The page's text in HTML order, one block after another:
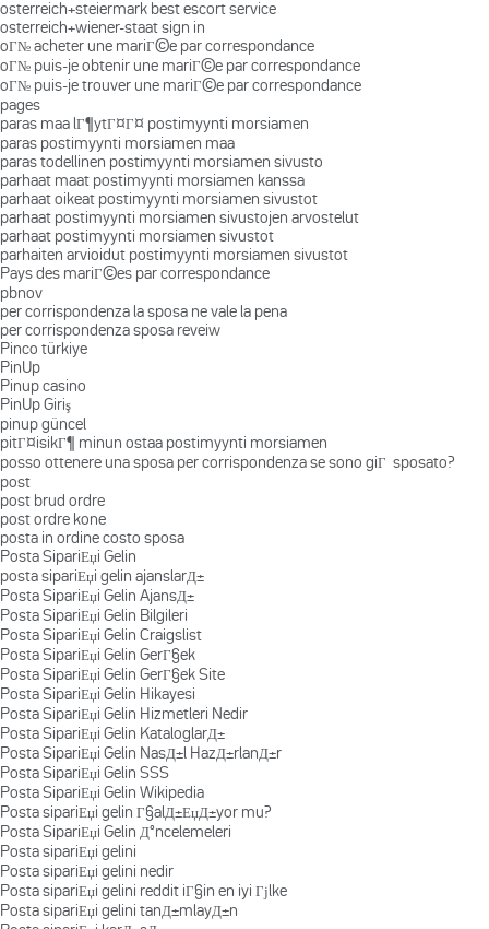
osterreich+steiermark best escort service
osterreich+wiener-staat sign in
oГ№ acheter une mariГ©e par correspondance
oГ№ puis-je obtenir une mariГ©e par correspondance
oГ№ puis-je trouver une mariГ©e par correspondance
pages
paras maa lГ¶ytГ¤Г¤ postimyynti morsiamen
paras postimyynti morsiamen maa
paras todellinen postimyynti morsiamen sivusto
parhaat maat postimyynti morsiamen kanssa
parhaat oikeat postimyynti morsiamen sivustot
parhaat postimyynti morsiamen sivustojen arvostelut
parhaat postimyynti morsiamen sivustot
parhaiten arvioidut postimyynti morsiamen sivustot
Pays des mariГ©es par correspondance
pbnov
per corrispondenza la sposa ne vale la pena
per corrispondenza sposa reveiw
Pinco türkiye
PinUp
Pinup casino
PinUp Giriş
pinup güncel
pitГ¤isikГ¶ minun ostaa postimyynti morsiamen
posso ottenere una sposa per corrispondenza se sono giГ sposato?
post
post brud ordre
post ordre kone
posta in ordine costo sposa
Posta SipariЕџi Gelin
posta sipariЕџi gelin ajanslarД±
Posta SipariЕџi Gelin AjansД±
Posta SipariЕџi Gelin Bilgileri
Posta SipariЕџi Gelin Craigslist
Posta SipariЕџi Gelin GerГ§ek
Posta SipariЕџi Gelin GerГ§ek Site
Posta SipariЕџi Gelin Hikayesi
Posta SipariЕџi Gelin Hizmetleri Nedir
Posta SipariЕџi Gelin KataloglarД±
Posta SipariЕџi Gelin NasД±l HazД±rlanД±r
Posta SipariЕџi Gelin SSS
Posta SipariЕџi Gelin Wikipedia
Posta sipariЕџi gelin Г§alД±ЕџД±yor mu?
Posta SipariЕџi Gelin Д°ncelemeleri
Posta sipariЕџi gelini
Posta sipariЕџi gelini nedir
Posta sipariЕџi gelini reddit iГ§in en iyi Гјlke
Posta sipariЕџi gelini tanД±mlayД±n